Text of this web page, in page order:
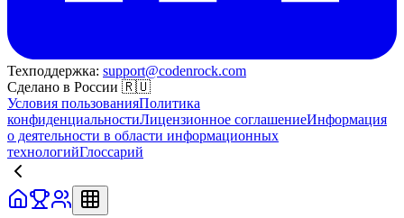
Техподдержка: support@codenrock.com
Сделано в России 🇷🇺
Условия пользованияПолитика
конфиденциальностиЛицензионное соглашениеИнформация
о деятельности в области информационных
технологийГлоссарий